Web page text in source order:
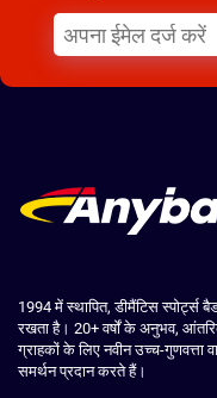
1994 में स्थापित, डीमैंटिस स्पोर्ट्स
रखता है। 20+ वर्षों के अनुभव,
ग्राहकों के लिए नवीन उच्च-
समर्थन प्रदान करते हैं।